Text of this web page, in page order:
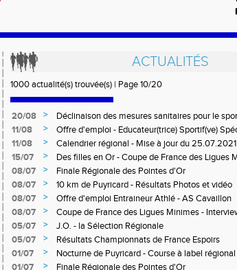
ACTUALITÉS
1000 actualité(s) trouvée(s) | Page 10/20
20/08 >
Déclinaison des mesures sanitaires pour le
11/08
>
Offre d'emploi - Educateur(trice) Sportif(ve)
11/08
>
Calendrier régional - Mise à jour du
Hivernal)
15/07 >
Des filles en Or - Coupe de France des Ligues
08/07
>
Finale Régionale des Pointes d'Or
08/07
>
10 km de Puyricard - Résultats Photos et vidéo
08/07
>
Offre d'emploi Entraineur Athlé - AS Cavaillon
08/07
>
Coupe de France des Ligues Minimes -
05/07
>
J.O. - la Sélection Régionale
05/07
>
Résultats Championnats de France Espoirs
01/07
>
Nocturne de Puyricard - Course à label régional
01/07
>
Finale Régionale des Pointes d'Or